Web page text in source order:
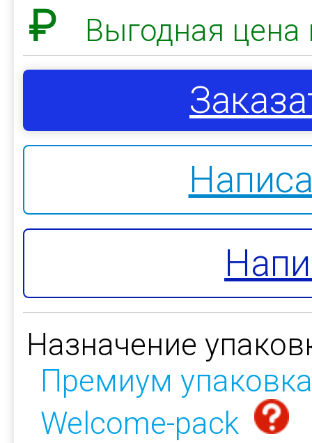
₽ Выгодная
Назначение
Премиум упаковка
Welcome-pack